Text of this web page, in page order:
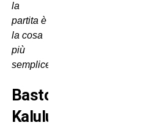
la
partita è
la cosa
più
semplice”
Bastoni-
Kalulu